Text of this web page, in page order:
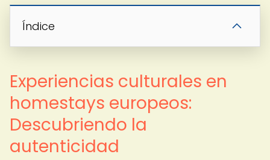
Índice
Experiencias culturales en
homestays europeos:
Descubriendo la
autenticidad